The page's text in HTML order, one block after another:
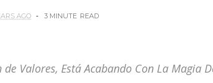
AGO 3 MINUTE READ
de Valores, Está Acabando Con La Magia